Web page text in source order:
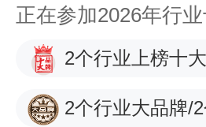
正在参加2026年行
2个行业上榜十
2个行业大品牌/